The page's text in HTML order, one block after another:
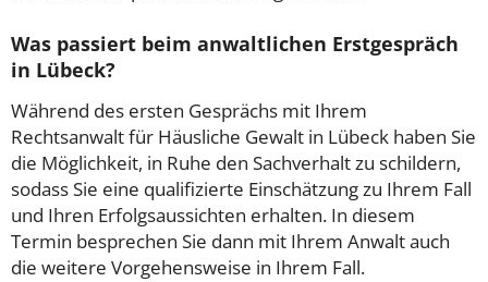
Was passiert beim anwaltlichen Erstgespräch
in Lübeck?
Während des ersten Gesprächs mit Ihrem
Rechtsanwalt für Häusliche Gewalt in Lübeck haben Sie
die Möglichkeit, in Ruhe den Sachverhalt zu schildern,
sodass Sie eine qualifizierte Einschätzung zu Ihrem Fall
und Ihren Erfolgsaussichten erhalten. In diesem
Termin besprechen Sie dann mit Ihrem Anwalt auch
die weitere Vorgehensweise in Ihrem Fall.